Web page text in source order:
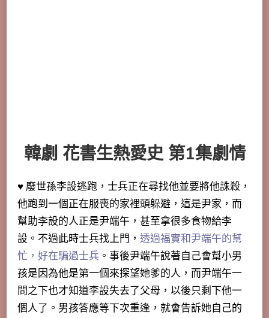
韓劇 花書生熱愛史 第1集劇情
♥ 廢世孫李設逃跑，士兵正在尋找他並要將他誅殺，
他跑到一個正在服喪的家裡頭躲避，這是尹家，而
幫助李設的人正是尹端午，甚至拿很多食物給李
設。不過此時士兵找上門， 透過福實和尹端午的幫
忙，好在騙過士兵 。事後尹端午說著自己會幫小男
孩是因為他是第一個來探望她爹的人， 而尹端午一
問之下也才知道李設失去了父母，以後只剩下他一
個人了。男孩答應等下次重逢，就會告訴她自己的